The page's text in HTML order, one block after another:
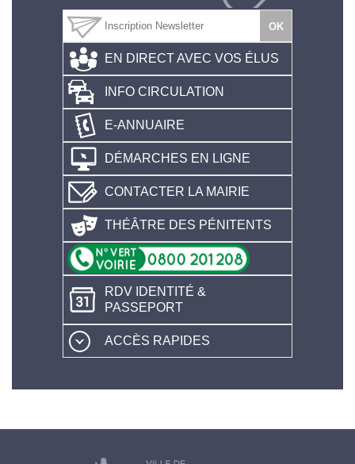
EN DIRECT AVEC VOS ÉLUS
INFO CIRCULATION
E-ANNUAIRE
DÉMARCHES EN LIGNE
CONTACTER LA MAIRIE
THÉÂTRE DES PÉNITENTS
RDV IDENTITÉ &
PASSEPORT
ACCÈS RAPIDES